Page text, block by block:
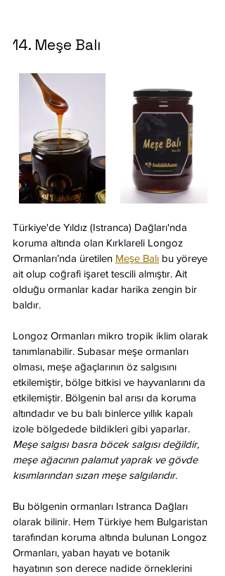
14. Meşe Balı
Türkiye'de Yıldız (Istranca) Dağları'nda
koruma altında olan Kırklareli Longoz
Ormanları’nda üretilen Meşe Balı bu yöreye
ait olup coğrafi işaret tescili almıştır. Ait
olduğu ormanlar kadar harika zengin bir
baldır.
Longoz Ormanları mikro tropik iklim olarak
tanımlanabilir. Subasar meşe ormanları
olması, meşe ağaçlarının öz salgısını
etkilemiştir, bölge bitkisi ve hayvanlarını da
etkilemiştir. Bölgenin bal arısı da koruma
altındadır ve bu balı binlerce yıllık kapalı
izole bölgedede bildikleri gibi yaparlar.
Meşe salgısı basra böcek salgısı değildir,
meşe ağacının palamut yaprak ve gövde
kısımlarından sızan meşe salgılarıdır.
Bu bölgenin ormanları Istranca Dağları
olarak bilinir. Hem Türkiye hem Bulgaristan
tarafından koruma altında bulunan Longoz
Ormanları, yaban hayatı ve botanik
hayatının son derece nadide örneklerini